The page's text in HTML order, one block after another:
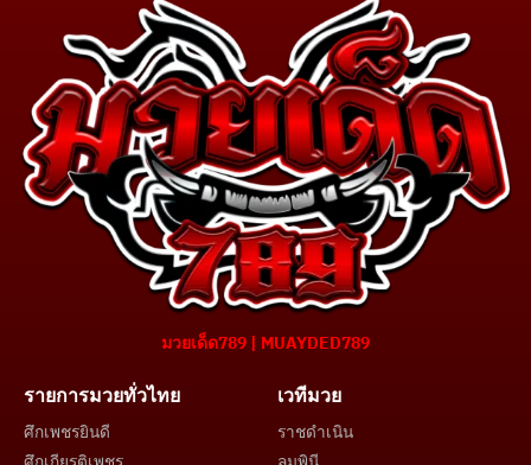
มวยเด็ด789 | MUAYDED789
รายการมวยทั่วไทย
ศึกเพชรยินดี
เวทีมวย
ราชดำเนิน